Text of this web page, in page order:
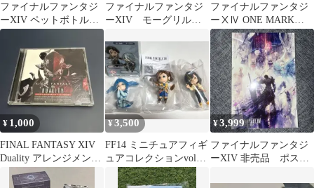
ファイナルファンタジ
ーXIV ペットボトルホ
ルダー ファンフェス
ファイナルファンタジ
ーXIV モーグリルー
ィオンデーver.
ファイナルファンタジ
ーⅩⅣ ONE MARK
COLLECTION サンク
レッド
¥ 1,000
FINAL FANTASY XIV
Duality アレンジメント
アルバム
¥3,500
FF14 ミニチュアフィギ
ュアコレクションvol2
FFXIV
¥3,999
ファイナルファンタジ
ーXIV 非売品 ポスト